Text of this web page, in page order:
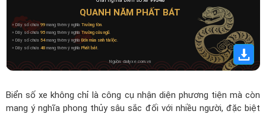
QUANH NĂM PHẤT BÁT
» Dãy số chứa99 mang thêm ý nghĩa Trường tồn.
» Dãy số chứa 95 mang thêm ý nghĩaTrường cửu ngũ.
» Dãy số chứa 54mang thêm ý nghĩaBốn mùa sinh tài lộc.
» Dãy số chứa 48 mang thêm ý nghĩa Phất bát.
Nguồn: dailyxe.com.vn
Biển số xe không chỉ là công cụ nhận diện phương tiện mà còn
mang ý nghĩa phong thủy sâu sắc đối với nhiều người, đặc biệt